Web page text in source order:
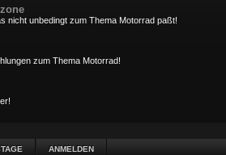
nicht unbedingt zum Thema Motorrad paßt!
zum Thema Motorrad!
ANMELDEN